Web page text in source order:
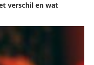
verschil en wat